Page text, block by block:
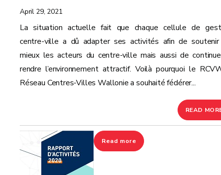
April 29, 2021
La situation actuelle fait que chaque cellule de
centre-ville a dû adapter ses activités afin de
mieux les acteurs du centre-ville mais aussi de
rendre l’environnement attractif. Voilà pourquoi le
Réseau Centres-Villes Wallonie a souhaité fédérer...
READ
Read more